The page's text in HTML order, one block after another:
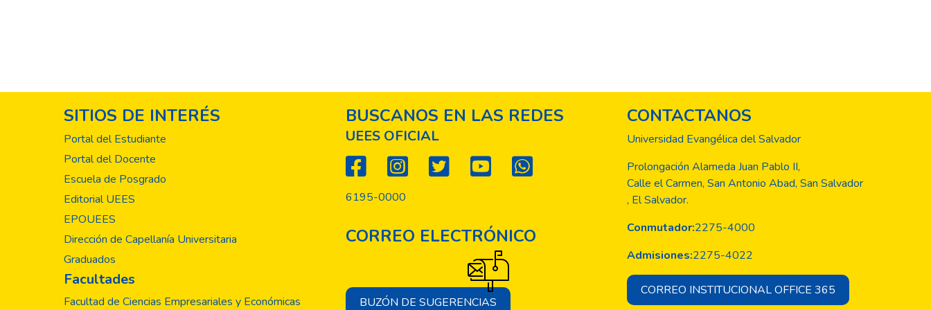
SITIOS DE INTERÉS
Portal del Estudiante
Portal del Docente
Escuela de Posgrado
Editorial UEES
EPOUEES
Dirección de Capellanía Universitaria
Graduados
Facultades
Facultad de Ciencias Empresariales y Económicas
BUSCANOS EN LAS REDES
UEES OFICIAL
6195-0000
CORREO ELECTRÓNICO
BUZÓN DE SUGERENCIAS
CONTACTANOS
Universidad Evangélica del Salvador
Prolongación Alameda Juan Pablo II,
Calle el Carmen, San Antonio Abad, San Salvador
, El Salvador.
Conmutador:2275-4000
Admisiones:2275-4022
CORREO INSTITUCIONAL OFFICE 365